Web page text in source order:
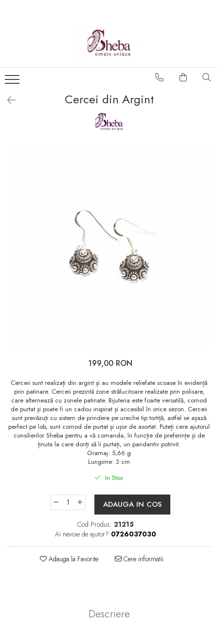
Cercei din Argint
199,00 RON
Cerceii sunt realizați din argint și au modele reliefate scoase în evidență
prin patinare. Cerceii prezintă zone strălucitoare realizate prin polisare,
care alternează cu zonele patinate. Bijuteria este foarte versatilă, comod
de purtat și poate fi un cadou inspirat și accesibil în orice sezon. Cerceii
sunt prevăzuți cu sistem de prindere pe ureche tip tortiță, astfel se așază
perfect pe lob, sunt comod de purtat și ușor de asortat. Puteți cere ajutorul
consilierilor Sheba pentru a vă comanda, în funcție de preferințe și de
ținuta la care doriți să îi purtați, un pandantiv potrivit.
Gramaj: 5,66 g
Lungime: 3 cm
In Stoc
ADAUGA IN COS
Cod Produs: 21215
Ai nevoie de ajutor? 0726037030
Adauga la Favorite Cere informatii
Descriere